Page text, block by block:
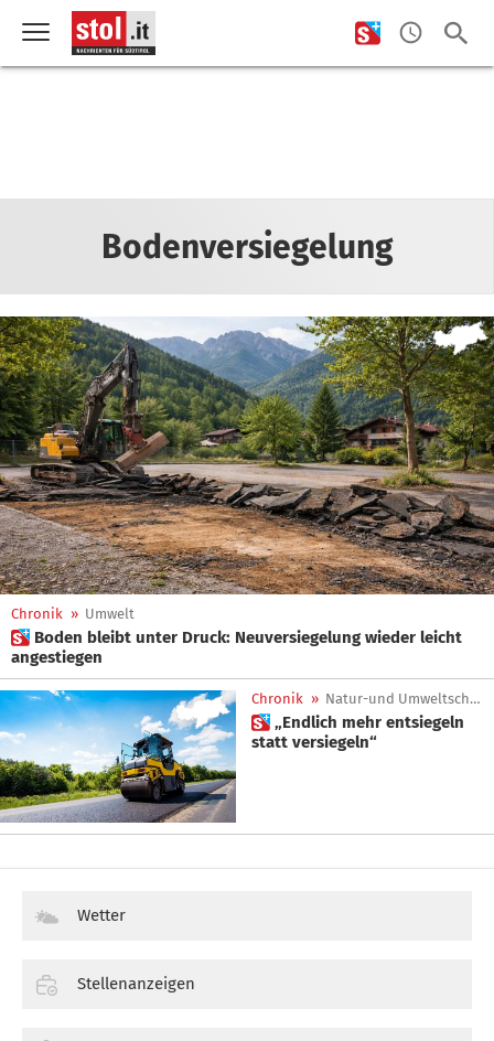
Bodenversiegelung
Chronik » Umwelt
 Boden bleibt unter Druck: Neuversiegelung wieder leicht
angestiegen
Chronik » Natur-und Umweltschutz
 „Endlich mehr entsiegeln
statt versiegeln“
Wetter
Stellenanzeigen